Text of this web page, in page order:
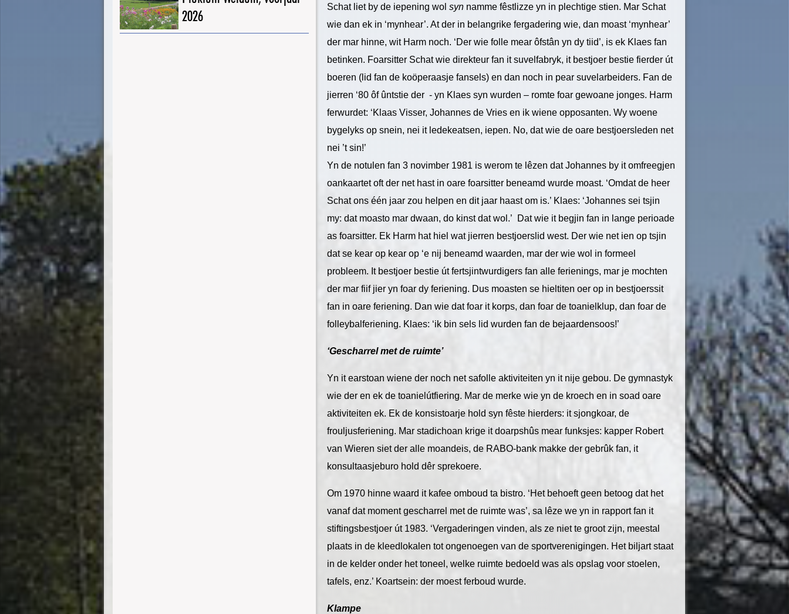
2026
Schat liet by de iepening wolsynnamme fêstlizze yn in plechtige stien. Mar Schat
wie dan ek in ‘mynhear’. At der in belangrike fergadering wie, dan moast ‘mynhear’
der mar hinne, wit Harm noch. ‘Der wie folle mear ôfstân yn dy tiid’, is ek Klaes fan
betinken. Foarsitter Schat wie direkteur fan it suvelfabryk, it bestjoer bestie fierder út
boeren (lid fan de koöperaasje fansels) en dan noch in pear suvelarbeiders. Fan de
jierren ‘80 ôf ûntstie der - yn Klaes syn wurden – romte foar gewoane jonges. Harm
ferwurdet: ‘Klaas Visser, Johannes de Vries en ik wiene opposanten. Wy woene
bygelyks op snein, nei it ledekeatsen, iepen. No, dat wie de oare bestjoersleden net
nei ’t sin!’
Yn de notulen fan 3 novimber 1981 is werom te lêzen dat Johannes by it omfreegjen
oankaartet oft der net hast in oare foarsitter beneamd wurde moast. ‘Omdat de heer
Schat ons één jaar zou helpen en dit jaar haast om is.’ Klaes: ‘Johannes sei tsjin
my: dat moasto mar dwaan, do kinst dat wol.’ Dat wie it begjin fan in lange perioade
as foarsitter. Ek Harm hat hiel wat jierren bestjoerslid west. Der wie net ien op tsjin
dat se kear op kear op ‘e nij beneamd waarden, mar der wie wol in formeel
probleem. It bestjoer bestie út fertsjintwurdigers fan alle ferienings, mar je mochten
der mar fiif jier yn foar dy feriening. Dus moasten se hieltiten oer op in bestjoerssit
fan in oare feriening. Dan wie dat foar it korps, dan foar de toanielklup, dan foar de
folleybalferiening. Klaes: ‘ik bin sels lid wurden fan de bejaardensoos!’
‘Gescharrel met de ruimte’
Yn it earstoan wiene der noch net safolle aktiviteiten yn it nije gebou. De gymnastyk
wie der en ek de toanielútfiering. Mar de merke wie yn de kroech en in soad oare
aktiviteiten ek. Ek de konsistoarje hold syn fêste hierders: it sjongkoar, de
frouljusferiening. Mar stadichoan krige it doarpshûs mear funksjes: kapper Robert
van Wieren siet der alle moandeis, de RABO-bank makke der gebrûk fan, it
konsultaasjeburo hold dêr sprekoere.
Om 1970 hinne waard it kafee omboud ta bistro. ‘Het behoeft geen betoog dat het
vanaf dat moment gescharrel met de ruimte was’, sa lêze we yn in rapport fan it
stiftingsbestjoer út 1983. ‘Vergaderingen vinden, als ze niet te groot zijn, meestal
plaats in de kleedlokalen tot ongenoegen van de sportverenigingen. Het biljart staat
in de kelder onder het toneel, welke ruimte bedoeld was als opslag voor stoelen,
tafels, enz.’ Koartsein: der moest ferboud wurde.
Klampe